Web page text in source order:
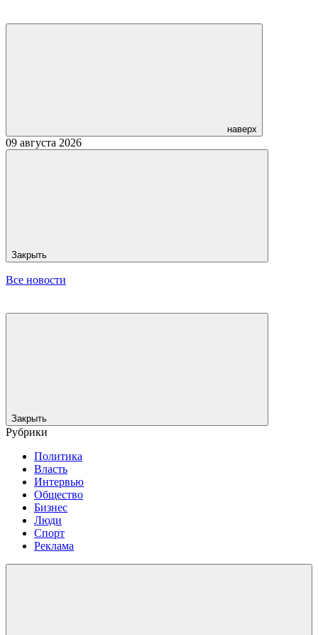
наверх
09 августа 2026
Закрыть
Все новости
Закрыть
Рубрики
Политика
Власть
Интервью
Общество
Бизнес
Люди
Спорт
Реклама